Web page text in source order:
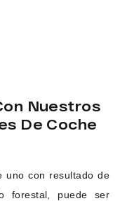
Nuestros
De Coche
uno con resultado de
forestal, puede ser